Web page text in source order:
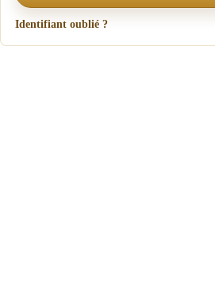
Identifiant oublié ?